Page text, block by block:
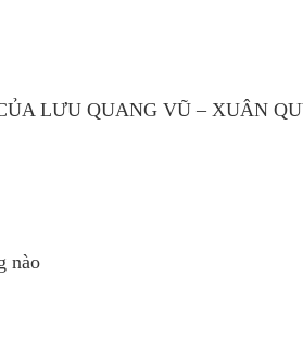
LƯU QUANG VŨ – XUÂN
nào